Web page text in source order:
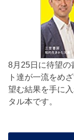
8月25日に待望の
ト達が一流をめ
望む結果を手に
タル本です。